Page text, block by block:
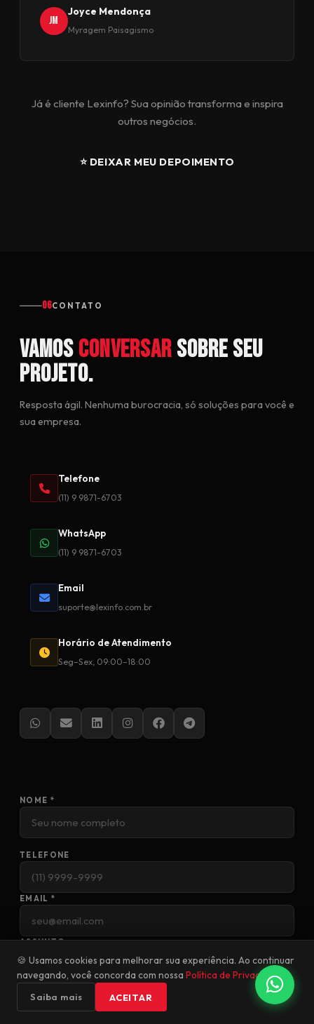
JM
Joyce Mendonça
Myragem Paisagismo
Já é cliente Lexinfo? Sua opinião transforma e inspira
outros negócios.
⭐ DEIXAR MEU DEPOIMENTO
06CONTATO
Vamosconversarsobre seu
projeto.
Resposta ágil. Nenhuma burocracia, só soluções para você e
sua empresa.
Telefone
(11) 9 9871-6703
WhatsApp
(11) 9 9871-6703
Email
suporte@lexinfo.com.br
Horário de Atendimento
Seg–Sex, 09:00–18:00
NOME *
TELEFONE
EMAIL *
ASSUNTO
🍪 Usamos cookies para melhorar sua experiência. Ao continuar
navegando, você concorda com nossa Política de Privacidade
Saiba mais ACEITAR